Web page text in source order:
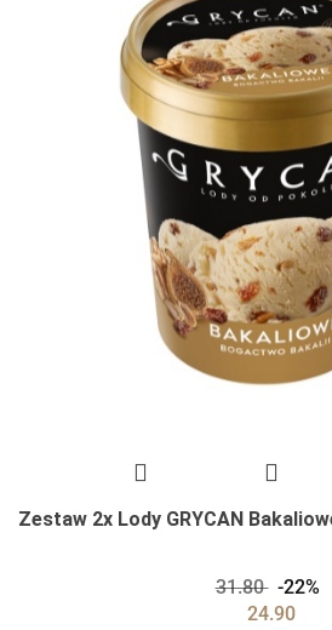
Zestaw 2x Lody GRYCAN
31.80
-22%
24.90